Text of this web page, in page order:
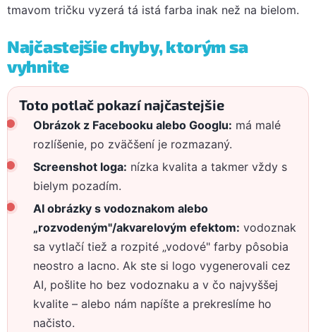
tmavom tričku vyzerá tá istá farba inak než na bielom.
Najčastejšie chyby, ktorým sa
vyhnite
Toto potlač pokazí najčastejšie
Obrázok z Facebooku alebo Googlu: má malé
rozlíšenie, po zväčšení je rozmazaný.
Screenshot loga: nízka kvalita a takmer vždy s
bielym pozadím.
AI obrázky s vodoznakom alebo
„rozvodeným"/akvarelovým efektom: vodoznak
sa vytlačí tiež a rozpité „vodové" farby pôsobia
neostro a lacno. Ak ste si logo vygenerovali cez
AI, pošlite ho bez vodoznaku a v čo najvyššej
kvalite – alebo nám napíšte a prekreslíme ho
načisto.